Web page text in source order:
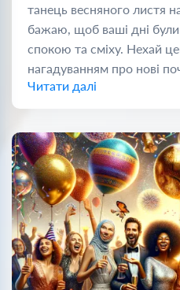
танець весняного листя
бажаю, щоб ваші дні
спокою та сміху. Нехай
нагадуванням про нові
Читати далі